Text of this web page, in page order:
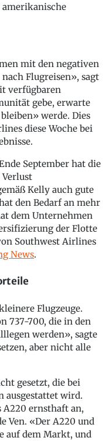
amerikanische
mit den negativen
Flugreisen», sagt
verfügbaren
gebe, erwarte
werde. Dies
diese Woche bei
September hat die
Kelly auch gute
den Bedarf an mehr
dem Unternehmen
der Flotte
Southwest Airlines
News.
Flugzeuge.
737-700, die in den
werden», sagte
aber nicht alle
gesetzt, die bei
ausgestattet wird.
A220 ernsthaft an,
Ven. «Der A220 und
auf dem Markt, und